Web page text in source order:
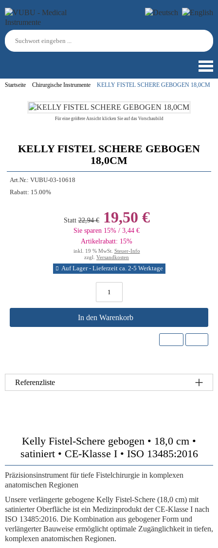
Startseite Chirurgische Instrumente KELLY FISTEL SCHERE GEBOGEN 18,0CM
Für eine größere Ansicht klicken Sie auf das Vorschaubild
KELLY FISTEL SCHERE GEBOGEN
18,0CM
Art.Nr.: VUBU-03-10618
Rabatt: 15.00%
Statt 22,94 €19,50 €
Sie sparen 15% / 3,44 €
Artikelrabatt: 15%
inkl. 19 % MwSt. Steuer-Info
zzgl. Versandkosten
Auf Lager - Lieferzeit ca. 2-5 Werktage
In den Warenkorb
Referenzliste
Kelly Fistel-Schere gebogen • 18,0 cm •
satiniert • CE-Klasse I • ISO 13485:2016
Präzisionsinstrument für tiefe Fistelchirurgie in komplexen
anatomischen Regionen
Unsere verlängerte gebogene Kelly Fistel-Schere (18,0 cm) mit
satinierter Oberfläche ist ein Medizinprodukt derCE-Klasse I nach
ISO 13485:2016. Die Kombination aus gebogener Form und
verlängerter Bauweise ermöglicht optimale Zugänglichkeit in tiefen,
komplexen anatomischen Regionen.